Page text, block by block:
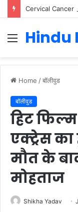
Menu
Hindu
Home /बॉलीवुड
बॉलीवुड
हिट फिल्म
एक्ट्रेस
मौत के
मोहताज
Shikha Yadav